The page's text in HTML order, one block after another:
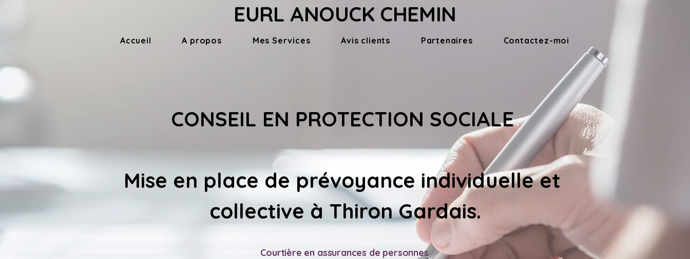
EURL ANOUCK CHEMIN
Accueil A propos Mes Services Avis clients Partenaires Contactez-moi
CONSEIL EN PROTECTION SOCIALE
Mise en place de prévoyance individuelle et
collective à Thiron Gardais.
Courtière en assurances de personnes